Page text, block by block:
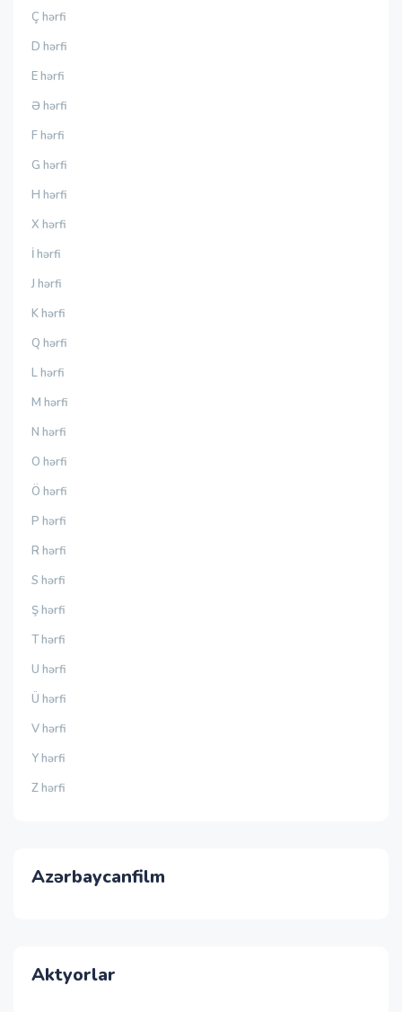
Ç hərfi
D hərfi
E hərfi
Ə hərfi
F hərfi
G hərfi
H hərfi
X hərfi
İ hərfi
J hərfi
K hərfi
Q hərfi
L hərfi
M hərfi
N hərfi
O hərfi
Ö hərfi
P hərfi
R hərfi
S hərfi
Ş hərfi
T hərfi
U hərfi
Ü hərfi
V hərfi
Y hərfi
Z hərfi
Azərbaycanfilm
Aktyorlar